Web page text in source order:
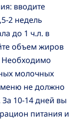
вводите
2 недель
до 1 ч.л. в
объем жиров
Необходимо
молочных
меню не должно
10-14 дней вы
питания и